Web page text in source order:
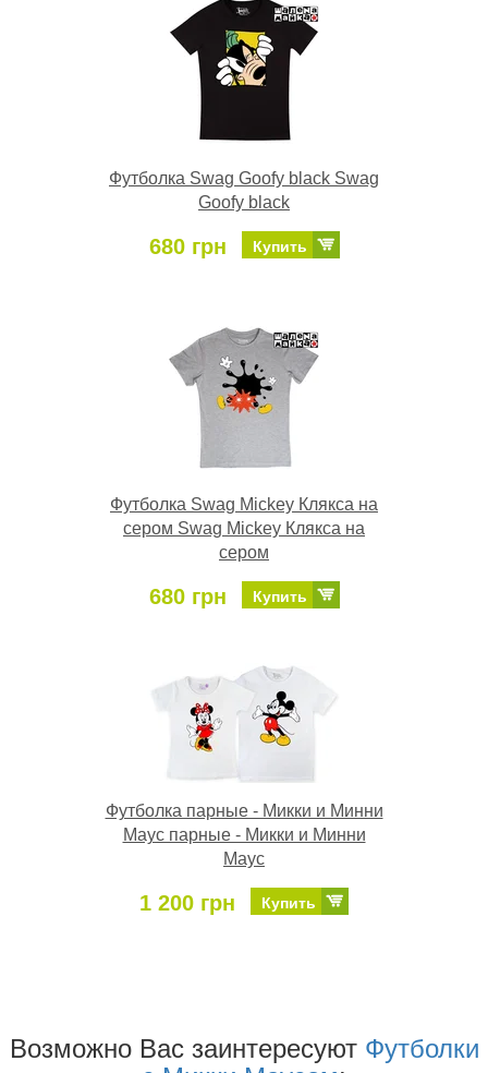
Футболка Swag Goofy black Swag
Goofy black
680 грн Купить
Футболка Swag Mickey Клякса на
сером Swag Mickey Клякса на
сером
680 грн Купить
Футболка парные - Микки и Минни
Маус парные - Микки и Минни
Маус
1 200 грн Купить
Возможно Ваc заинтересуют Футболки